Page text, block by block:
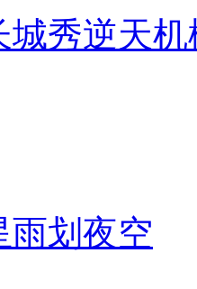
城秀逆天机
雨划夜空